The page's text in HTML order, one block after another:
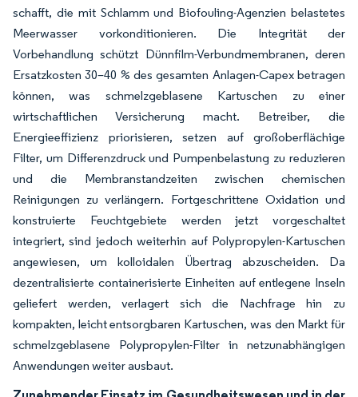
schafft, die mit Schlamm und Biofouling-Agenzien belastetes
Meerwasser vorkonditionieren. Die Integrität der
Vorbehandlung schützt Dünnfilm-Verbundmembranen, deren
Ersatzkosten 30–40 % des gesamten Anlagen-Capex betragen
können, was schmelzgeblasene Kartuschen zu einer
wirtschaftlichen Versicherung macht. Betreiber, die
Energieeffizienz priorisieren, setzen auf großoberflächige
Filter, um Differenzdruck und Pumpenbelastung zu reduzieren
und die Membranstandzeiten zwischen chemischen
Reinigungen zu verlängern. Fortgeschrittene Oxidation und
konstruierte Feuchtgebiete werden jetzt vorgeschaltet
integriert, sind jedoch weiterhin auf Polypropylen-Kartuschen
angewiesen, um kolloidalen Übertrag abzuscheiden. Da
dezentralisierte containerisierte Einheiten auf entlegene Inseln
geliefert werden, verlagert sich die Nachfrage hin zu
kompakten, leicht entsorgbaren Kartuschen, was den Markt für
schmelzgeblasene Polypropylen-Filter in netzunabhängigen
Anwendungen weiter ausbaut.